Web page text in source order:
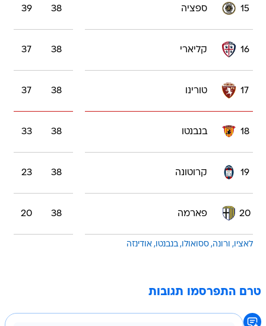
15 ספציה 38
39
16 קליארי 38
37
17 טורינו 38
37
18 בנבנטו 38
33
19 קרוטונה 38
23
20 פארמה 38
20
לאציו ורונה ססואולו בנבנטו אודינזה
טרם התפרסמו תגובות